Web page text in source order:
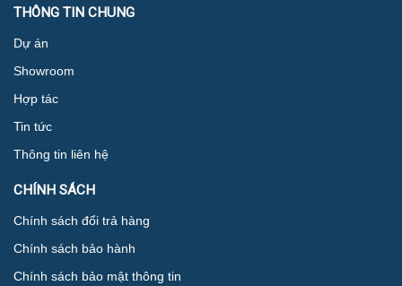
THÔNG TIN CHUNG
Dự án
Showroom
Hợp tác
Tin tức
Thông tin liên hệ
CHÍNH SÁCH
Chính sách đổi trả hàng
Chính sách bảo hành
Chính sách bảo mật thông tin